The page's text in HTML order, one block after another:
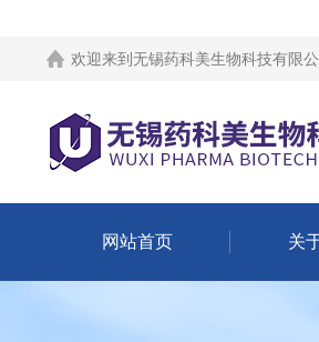
欢迎来到 无锡药科美生物科技有限
网站首页 关